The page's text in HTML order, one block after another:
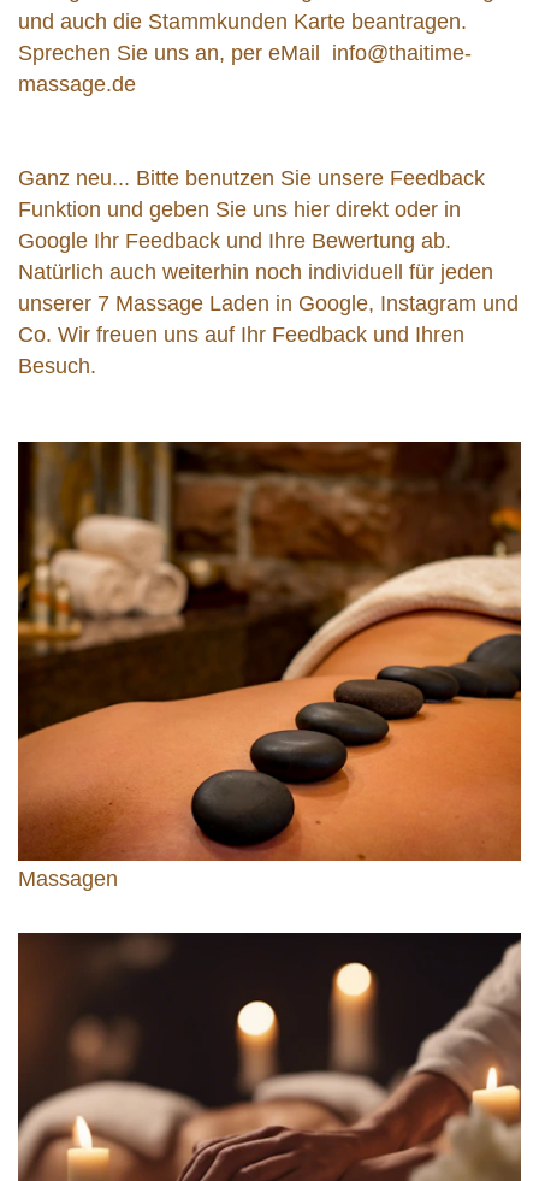
und auch die Stammkunden Karte beantragen.
Sprechen Sie uns an, per eMail info@thaitime-
massage.de
Ganz neu... Bitte benutzen Sie unsere Feedback
Funktion und geben Sie uns hier direkt oder in
Google Ihr Feedback und Ihre Bewertung ab.
Natürlich auch weiterhin noch individuell für jeden
unserer 7 Massage Laden in Google, Instagram und
Co. Wir freuen uns auf Ihr Feedback und Ihren
Besuch.
Massagen